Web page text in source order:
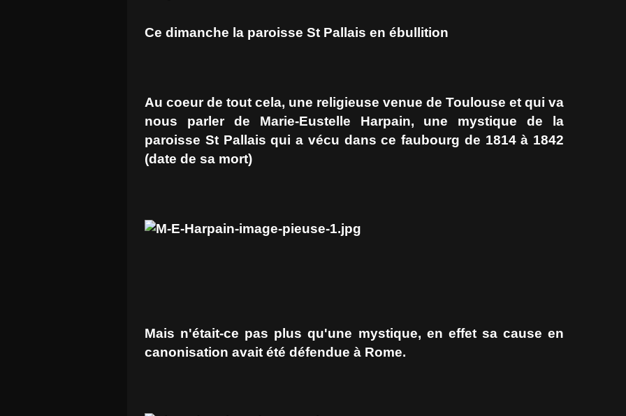
Ce dimanche la paroisse St Pallais en ébullition
Au coeur de tout cela, une religieuse venue de Toulouse et qui va
nous parler de Marie-Eustelle Harpain, une mystique de la
paroisse St Pallais qui a vécu dans ce faubourg de 1814 à 1842
(date de sa mort)
Mais n'était-ce pas plus qu'une mystique, en effet sa cause en
canonisation avait été défendue à Rome.